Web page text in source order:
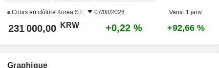
Cours en clôture Korea S.E. 07/08/2026 Varia. 1 janv.
231 000,00 KRW +0,22 % +92,66 %
Graphique